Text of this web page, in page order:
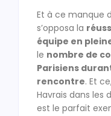
Et à ce manque
s’opposa la
équipe en
le nombre de
Parisiens
rencontre. Et
Havrais dans les
est le parfait